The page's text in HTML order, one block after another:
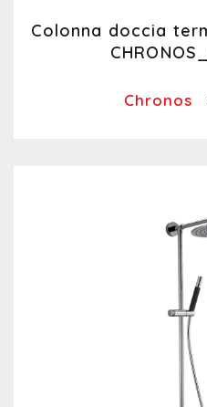
Colonna doccia
Chronos